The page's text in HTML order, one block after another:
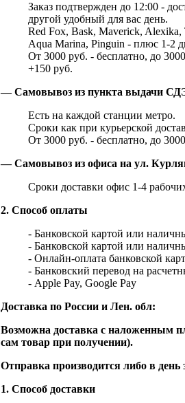
Заказ подтвержден до 12:00 -
другой удобный для вас день.
Red Fox, Bask, Maverick,
Aqua Marina, Pinguin - плюс 1-2
От 3000 руб. - бесплатно, до
+150 руб.
— Самовывоз из пункта выдачи
Есть на каждой станции метро.
Сроки как при курьерской
От 3000 руб. - бесплатно, до
— Самовывоз из офиса на ул.
Сроки доставки офис 1-4
2. Способ оплаты
- Банковской картой или
- Банковской картой или
- Онлайн-оплата банковской
- Банковский перевод на
- Apple Pay, Google Pay
Доставка по России и Лен. обл:
Возможна доставка с наложенным
сам товар при получении).
Отправка производится либо в
1. Способ доставки